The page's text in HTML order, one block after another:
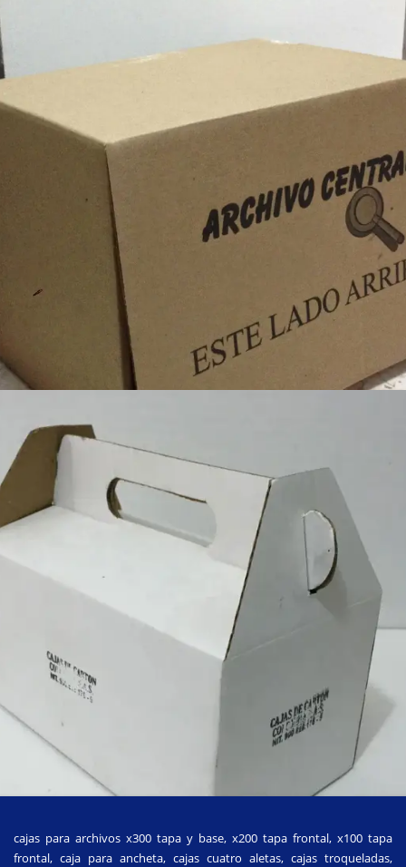
cajas para archivos x300 tapa y base, x200 tapa frontal, x100 tapa
frontal, caja para ancheta, cajas cuatro aletas, cajas troqueladas,